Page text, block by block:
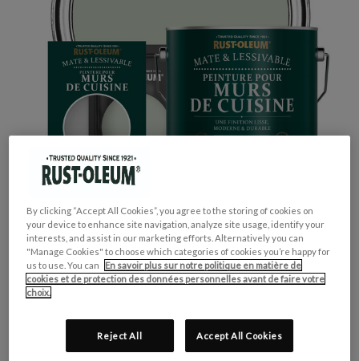
GROUPE DE COULEUR:
COLLECTION DE COULEUR: Pastel
Mate
By clicking “Accept All Cookies”, you agree to the storing of cookies on
your device to enhance site navigation, analyze site usage, identify your
interests, and assist in our marketing efforts. Alternatively you can
"Manage Cookies" to choose which categories of cookies you’re happy for
us to use. You can
En savoir plus sur notre politique en matière de
cookies et de protection des données personnelles avant de faire votre
choix.
Reject All Accept All Cookies